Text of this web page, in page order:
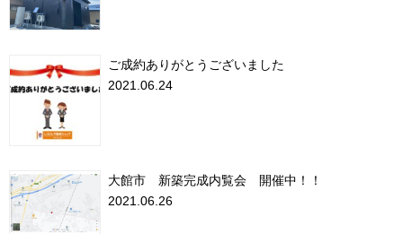
ご成約ありがとうございました
2021.06.24
大館市 新築完成内覧会 開催中！！
2021.06.26